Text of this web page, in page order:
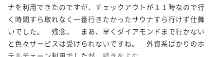
ナを利用できたのですが、チェックアウトが１１時なので行
く時間すら取れなく一番行きたかったサウナすら行けず仕舞
いでした。 残念。 まあ、早くダイアモンドまで行かない
と色々サービスは受けられないですね。 外資系ばかりのホ